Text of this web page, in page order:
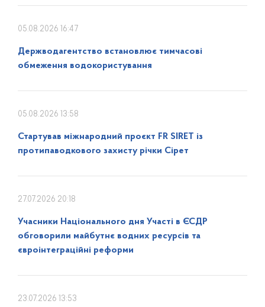
05.08.2026 16:47
Держводагентство встановлює тимчасові
обмеження водокористування
05.08.2026 13:58
Стартував міжнародний проєкт FR SIRET із
протипаводкового захисту річки Сірет
27.07.2026 20:18
Учасники Національного дня Участі в ЄСДР
обговорили майбутнє водних ресурсів та
євроінтеграційні реформи
23.07.2026 13:53